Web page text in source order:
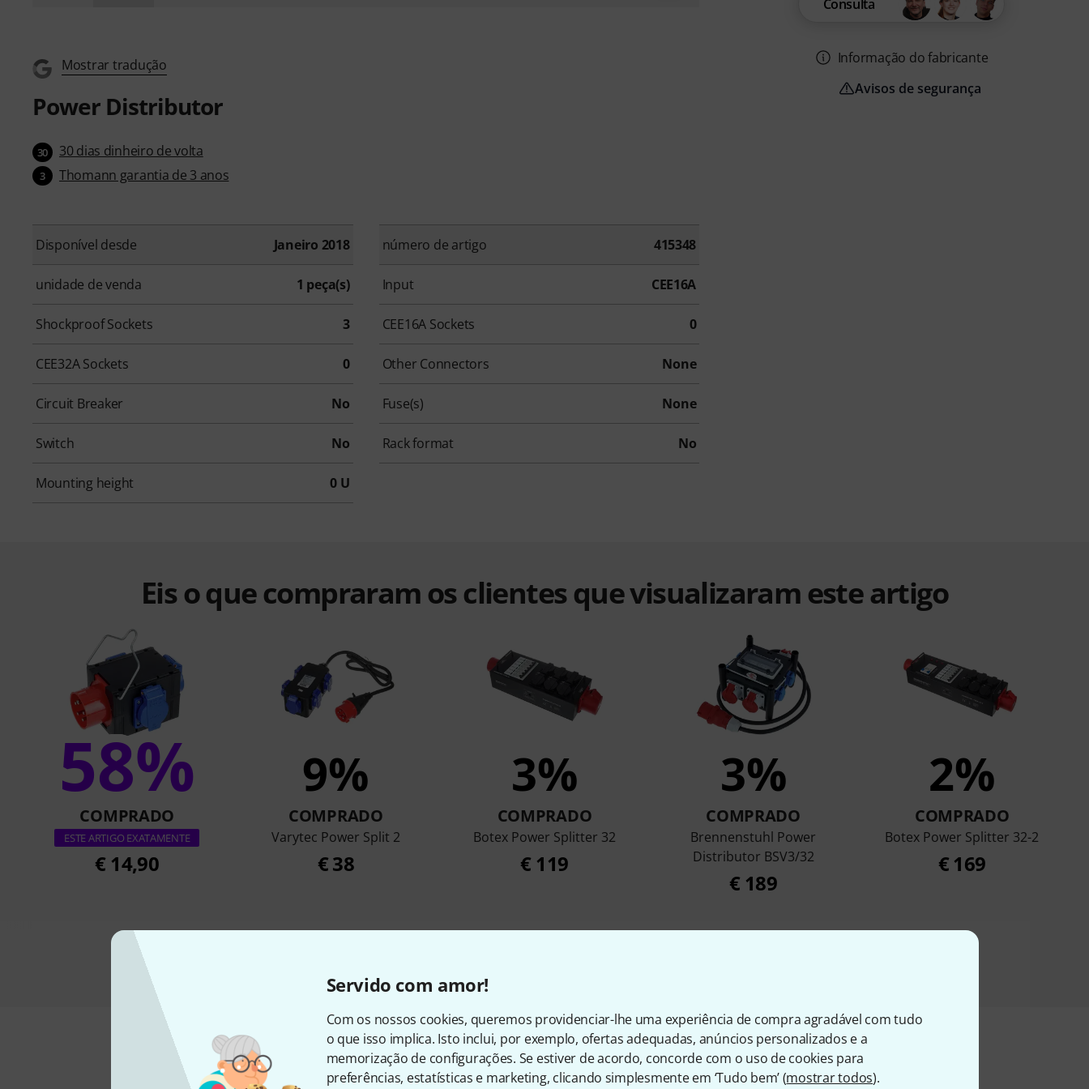
Servido com amor!
Com os nossos cookies, queremos providenciar-lhe uma experiência de compra agradável com tudo
o que isso implica. Isto inclui, por exemplo, ofertas adequadas, anúncios personalizados e a
memorização de configurações. Se estiver de acordo, concorde com o uso de cookies para
preferências, estatísticas e marketing, clicando simplesmente em ‘Tudo bem’ (mostrar todos).
Mostrar tradução
Power Distributor
30 30 dias dinheiro de volta
3 Thomann garantia de 3 anos
Disponível desde Janeiro 2018 número de artigo 415348
unidade de venda 1 peça(s) Input CEE16A
Shockproof Sockets 3 CEE16A Sockets 0
CEE32A Sockets 0 Other Connectors None
Circuit Breaker No Fuse(s) None
Switch No Rack format No
Mounting height 0 U
Consulta
Informação do fabricante
Avisos de segurança
Eis o que compraram os clientes que visualizaram este artigo
58%
COMPRADO
ESTE ARTIGO EXATAMENTE
€ 14,90
9%
COMPRADO
Varytec Power Split 2
€ 38
3%
COMPRADO
Botex Power Splitter 32
€ 119
3%
COMPRADO
Brennenstuhl Power
Distributor BSV3/32
€ 189
2%
COMPRADO
Botex Power Splitter 32-2
€ 169